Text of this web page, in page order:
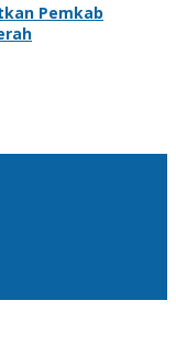
Pemkab